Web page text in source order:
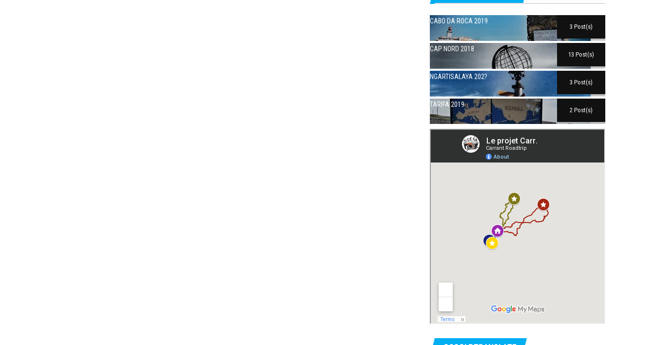
CABO DA ROCA 2019
3 Post(s)
CAP NORD 2018
13 Post(s)
NGARTISALAYA 202?
3 Post(s)
TARIFA 2019
2 Post(s)